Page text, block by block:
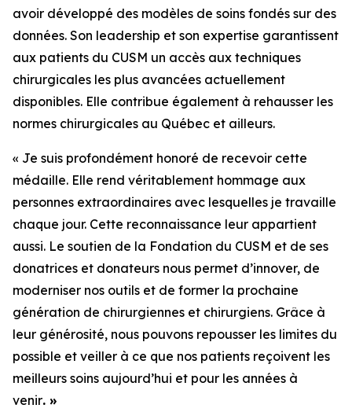
avoir développé des modèles de soins fondés sur des
données. Son leadership et son expertise garantissent
aux patients du CUSM un accès aux techniques
chirurgicales les plus avancées actuellement
disponibles. Elle contribue également à rehausser les
normes chirurgicales au Québec et ailleurs.
« Je suis profondément honoré de recevoir cette
médaille. Elle rend véritablement hommage aux
personnes extraordinaires avec lesquelles je travaille
chaque jour. Cette reconnaissance leur appartient
aussi. Le soutien de la Fondation du CUSM et de ses
donatrices et donateurs nous permet d’innover, de
moderniser nos outils et de former la prochaine
génération de chirurgiennes et chirurgiens. Grâce à
leur générosité, nous pouvons repousser les limites du
possible et veiller à ce que nos patients reçoivent les
meilleurs soins aujourd’hui et pour les années à
venir. »